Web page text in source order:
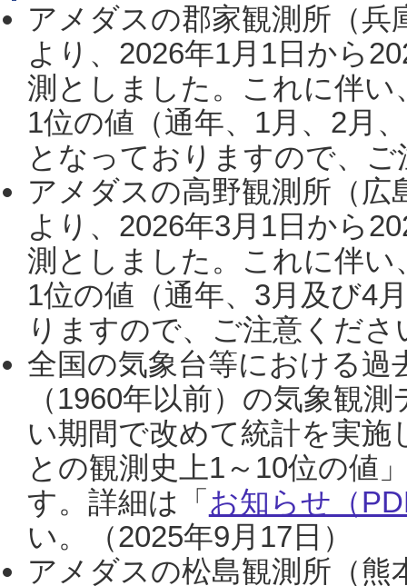
アメダスの郡家観測所（
より、2026年1月1日から
測としました。これに伴い
1位の値（通年、1月、2月
となっておりますので、
アメダスの高野観測所（
より、2026年3月1日から
測としました。これに伴い
1位の値（通年、3月及び4
りますので、ご注意くだ
全国の気象台等における過
（1960年以前）の気象観
い期間で改めて統計を実
との観測史上1～10位の値
す。詳細は「 お知らせ（
い。（2025年9月17日）
アメダスの松島観測所（熊